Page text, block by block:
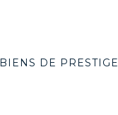
BIENS DE PRESTIGE